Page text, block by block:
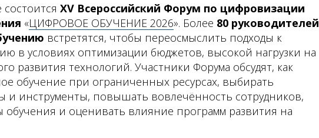
XV Всероссийский Форум по цифровизации
«ЦИФРОВОЕ ОБУЧЕНИЕ 2026». Более 80 руководителей
встретятся, чтобы переосмыслить подходы к
в условиях оптимизации бюджетов, высокой нагрузки на
развития технологий. Участники Форума обсудят, как
обучение при ограниченных ресурсах, выбирать
и инструменты, повышать вовлечённость сотрудников,
и оценивать влияние программ развития на